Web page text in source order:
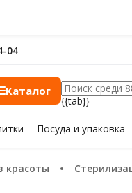
04
Каталог
{{tab}}
Посуда и упаковка
красоты